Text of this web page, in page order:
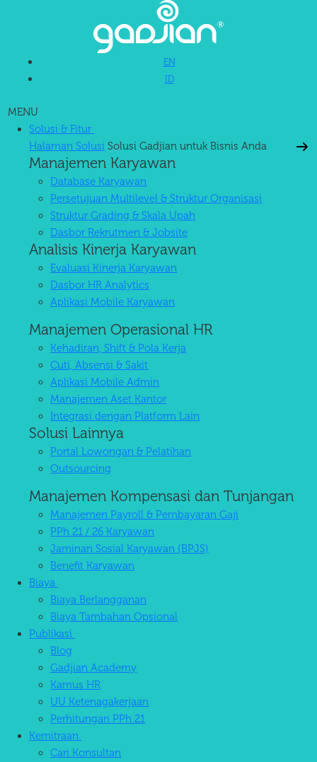
EN
ID
MENU
Solusi & Fitur
Halaman Solusi Solusi Gadjian untuk Bisnis Anda
Manajemen Karyawan
Database Karyawan
Persetujuan Multilevel & Struktur Organisasi
Struktur Grading & Skala Upah
Dasbor Rekrutmen & Jobsite
Analisis Kinerja Karyawan
Evaluasi Kinerja Karyawan
Dasbor HR Analytics
Aplikasi Mobile Karyawan
Manajemen Operasional HR
Kehadiran, Shift & Pola Kerja
Cuti, Absensi & Sakit
Aplikasi Mobile Admin
Manajemen Aset Kantor
Integrasi dengan Platform Lain
Solusi Lainnya
Portal Lowongan & Pelatihan
Outsourcing
Manajemen Kompensasi dan Tunjangan
Manajemen Payroll & Pembayaran Gaji
PPh 21 / 26 Karyawan
Jaminan Sosial Karyawan (BPJS)
Benefit Karyawan
Biaya
Biaya Berlangganan
Biaya Tambahan Opsional
Publikasi
Blog
Gadjian Academy
Kamus HR
UU Ketenagakerjaan
Perhitungan PPh 21
Kemitraan
Cari Konsultan